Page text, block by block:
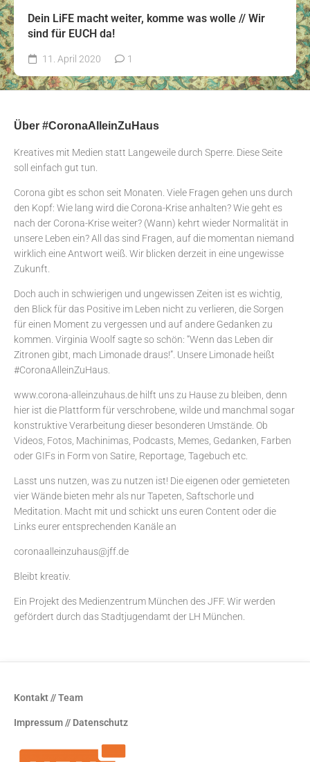
Dein LiFE macht weiter, komme was wolle // Wir
sind für EUCH da!
11. April 2020 1
Über #CoronaAlleinZuHaus
Kreatives mit Medien statt Langeweile durch Sperre. Diese Seite
soll einfach gut tun.
Corona gibt es schon seit Monaten. Viele Fragen gehen uns durch
den Kopf: Wie lang wird die Corona-Krise anhalten? Wie geht es
nach der Corona-Krise weiter? (Wann) kehrt wieder Normalität in
unsere Leben ein? All das sind Fragen, auf die momentan niemand
wirklich eine Antwort weiß. Wir blicken derzeit in eine ungewisse
Zukunft.
Doch auch in schwierigen und ungewissen Zeiten ist es wichtig,
den Blick für das Positive im Leben nicht zu verlieren, die Sorgen
für einen Moment zu vergessen und auf andere Gedanken zu
kommen. Virginia Woolf sagte so schön: “Wenn das Leben dir
Zitronen gibt, mach Limonade draus!”. Unsere Limonade heißt
#CoronaAlleinZuHaus.
www.corona-alleinzuhaus.de hilft uns zu Hause zu bleiben, denn
hier ist die Plattform für verschrobene, wilde und manchmal sogar
konstruktive Verarbeitung dieser besonderen Umstände. Ob
Videos, Fotos, Machinimas, Podcasts, Memes, Gedanken, Farben
oder GIFs in Form von Satire, Reportage, Tagebuch etc.
Lasst uns nutzen, was zu nutzen ist! Die eigenen oder gemieteten
vier Wände bieten mehr als nur Tapeten, Saftschorle und
Meditation. Macht mit und schickt uns euren Content oder die
Links eurer entsprechenden Kanäle an
coronaalleinzuhaus@jff.de
Bleibt kreativ.
Ein Projekt des Medienzentrum München des JFF. Wir werden
gefördert durch das Stadtjugendamt der LH München.
Kontakt // Team
Impressum // Datenschutz